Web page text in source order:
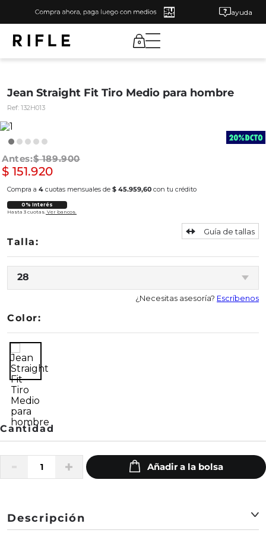
ayuda
0
Jean Straight Fit Tiro Medio para hombre
Ref: 132H013
$ 189.900
$ 151.920
Compra a 4 cuotas mensuales de $ 45.959,60 con tu crédito
0% Interés
Hasta 3 cuotas. Ver bancos.
28
Guía de tallas
¿Necesitas asesoría? Escríbenos
Color:
Descripción